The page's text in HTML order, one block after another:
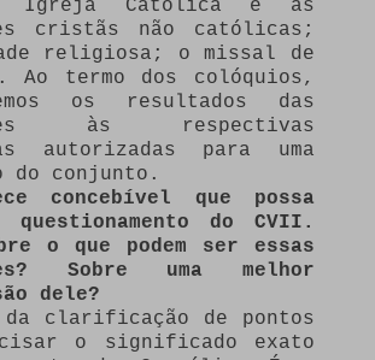
Igreja Católica e as
cristãs não católicas;
religiosa; o missal de
Ao termo dos colóquios,
os resultados das
às respectivas
autorizadas para uma
do conjunto.
concebível que possa
questionamento do CVII.
o que podem ser essas
Sobre uma melhor
dele?
da clarificação de pontos
o significado exato